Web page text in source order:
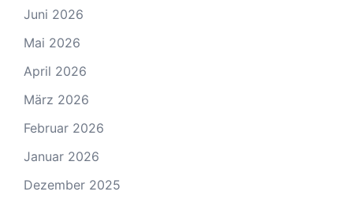
Juni 2026
Mai 2026
April 2026
März 2026
Februar 2026
Januar 2026
Dezember 2025